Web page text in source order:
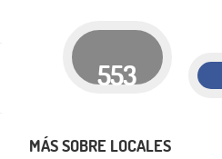
553
MÁS SOBRE LOCALES